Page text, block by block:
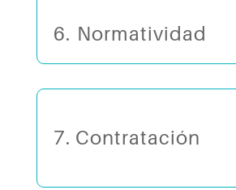
6.⁠ ⁠Normatividad
7. Contratación